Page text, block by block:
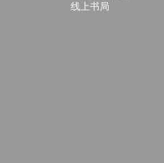
线上书局